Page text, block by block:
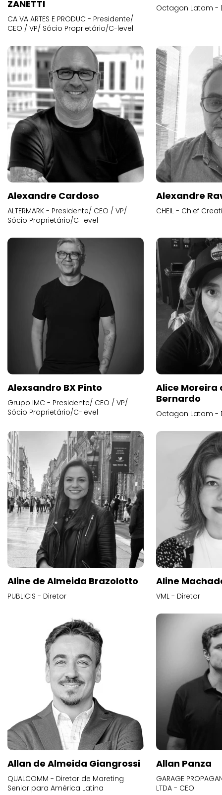
ZANETTI
CA VA ARTES E PRODUC - Presidente/
CEO / VP/ Sócio Proprietário/C-level
Octagon Latam -
Alexandre Cardoso
ALTERMARK - Presidente/ CEO / VP/
Sócio Proprietário/C-level
Alexandre
CHEIL - Chief
Alexsandro BX Pinto
Grupo IMC - Presidente/ CEO / VP/
Sócio Proprietário/C-level
Alice
Bernardo
Octagon Latam -
Aline de Almeida Brazolotto
PUBLICIS - Diretor
Aline
VML - Diretor
Allan de Almeida Giangrossi
QUALCOMM - Diretor de Mareting
Senior para América Latina
Allan Panza
GARAGE
LTDA - CEO